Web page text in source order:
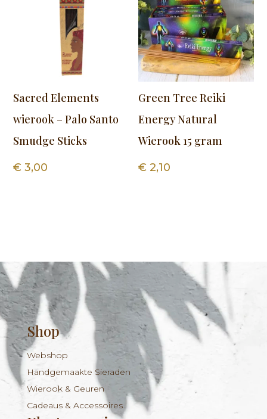
Sacred Elements
wierook – Palo Santo
Smudge Sticks
€ 3,00
Green Tree Reiki
Energy Natural
Wierook 15 gram
€ 2,10
Shop
Webshop
Handgemaakte Sieraden
Wierook & Geuren
Cadeaus & Accessoires